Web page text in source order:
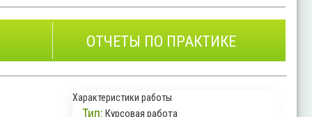
ОТЧЕТЫ ПО ПРАКТИКЕ
Характеристики работы
Тип: Курсовая работа